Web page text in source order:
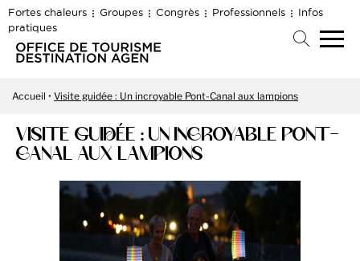
Fortes chaleurs Groupes Congrès Professionnels
Infos
pratiques
Accueil Visite guidée : Un incroyable Pont-Canal aux lampions
VISITE GUIDÉE : UN INCROYABLE PONT-
CANAL AUX LAMPIONS